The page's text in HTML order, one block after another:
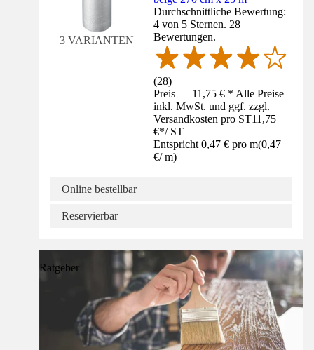
3 VARIANTEN
Durchschnittliche Bewertung:
4 von 5 Sternen. 28
Bewertungen.
(28)
Preis — 11,75 € * Alle Preise
inkl. MwSt. und ggf. zzgl.
Versandkosten pro ST11,75
€*/ ST
Entspricht 0,47 € pro m(0,47
€/ m)
Online bestellbar
Reservierbar
Ratgeber